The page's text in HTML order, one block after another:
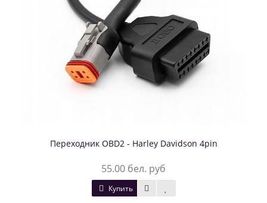
Переходник OBD2 - Harley Davidson 4pin
55.00 бел. руб
Купить